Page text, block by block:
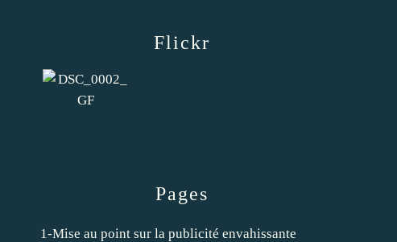
Pages
1-Mise au point sur la publicité envahissante
Flickr